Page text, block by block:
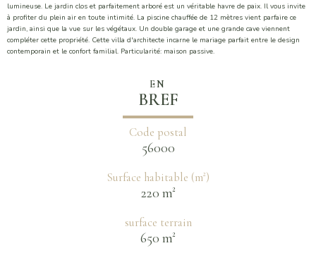
lumineuse. Le jardin clos et parfaitement arboré est un véritable havre de paix. Il vous invite
à profiter du plein air en toute intimité. La piscine chauffée de 12 mètres vient parfaire ce
jardin, ainsi que la vue sur les végétaux. Un double garage et une grande cave viennent
compléter cette propriété. Cette villa d'architecte incarne le mariage parfait entre le design
contemporain et le confort familial. Particularité: maison passive.
EN
BREF
Code postal
56000
Surface habitable (m²)
220 m²
surface terrain
650 m²